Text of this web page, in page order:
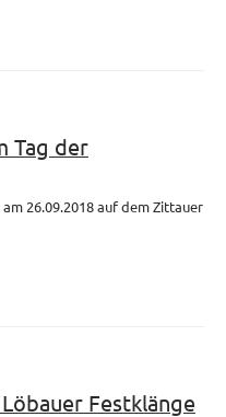
Tag der
26.09.2018 auf dem Zittauer
Festklänge